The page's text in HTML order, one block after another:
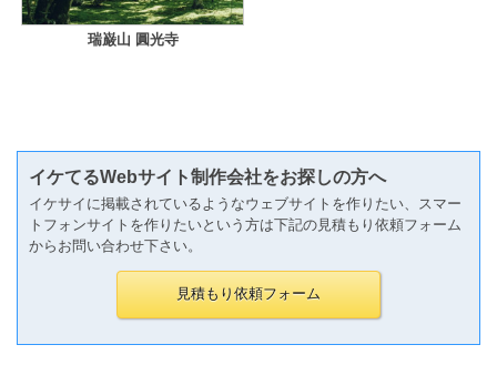
瑞巌山 圓光寺
イケてるWebサイト制作会社をお探しの方へ
イケサイに掲載されているようなウェブサイトを作りたい、スマー
トフォンサイトを作りたいという方は下記の見積もり依頼フォーム
からお問い合わせ下さい。